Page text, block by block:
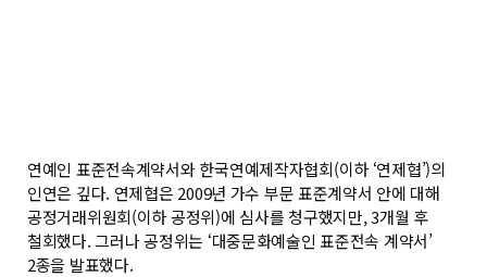
연예인 표준전속계약서와 한국연예제작자협회(이하 ‘연제협’)의
인연은 깊다. 연제협은 2009년 가수 부문 표준계약서 안에 대해
공정거래위원회(이하 공정위)에 심사를 청구했지만, 3개월 후
철회했다. 그러나 공정위는 ‘대중문화예술인 표준전속 계약서’
2종을 발표했다.